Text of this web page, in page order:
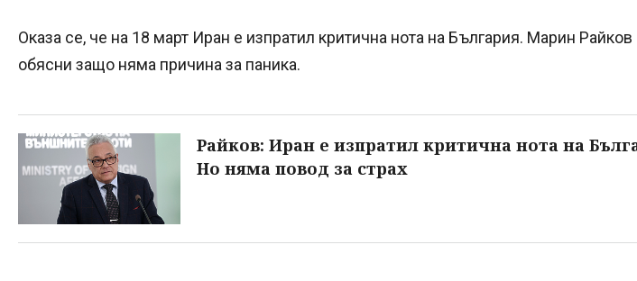
Оказа се, че на 18 март Иран е изпратил критична нота на България. Марин Райков
обясни защо няма причина за паника.
Райков: Иран е изпратил критична нота на
Но няма повод за страх